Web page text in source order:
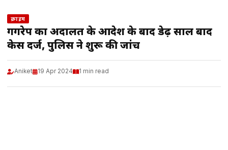
क्राइम
गैंगरेप का अदालत के आदेश के बाद डेढ़ साल बाद
केस दर्ज, पुलिस ने शुरू की जांच
Aniket 19 Apr 2024 1 min read